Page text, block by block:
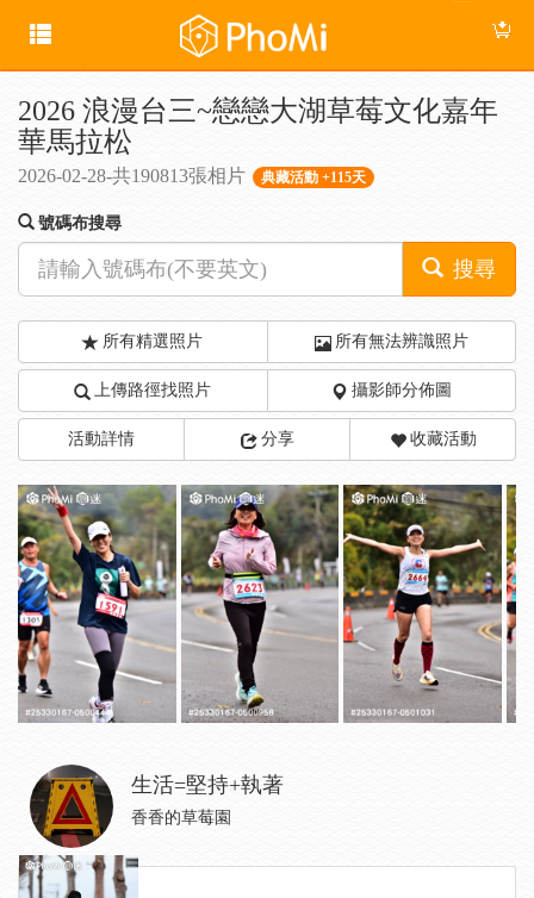
2026 浪漫台三~戀戀大湖草莓文化嘉年
華馬拉松
2026-02-28-共190813張相片 典藏活動 +115天
號碼布搜尋
搜尋
所有精選照片 所有無法辨識照片
上傳路徑找照片 攝影師分佈圖
活動詳情 分享 收藏活動
生活=堅持+執著
香香的草莓園